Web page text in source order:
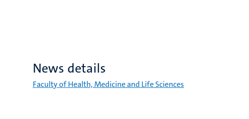
News details
Faculty of Health, Medicine and Life Sciences